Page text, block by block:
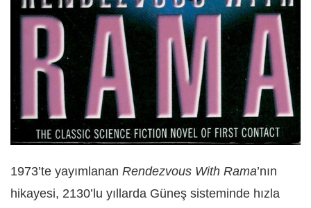
1973’te yayımlanan Rendezvous With Rama’nın
hikayesi, 2130’lu yıllarda Güneş sisteminde hızla